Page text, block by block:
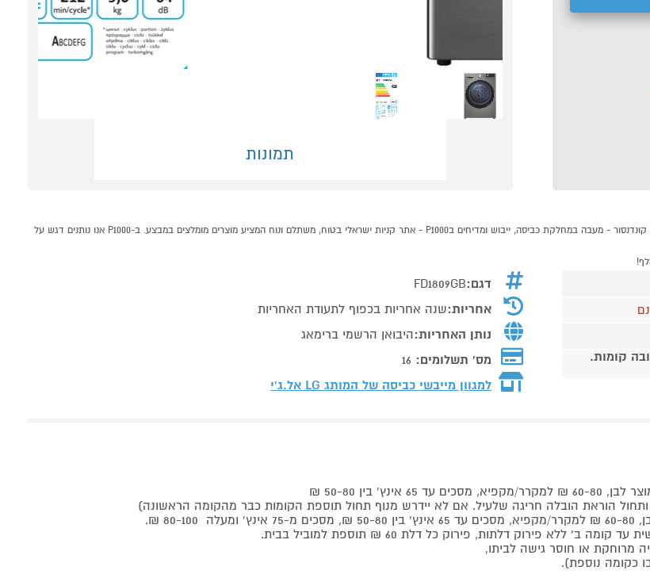
תמונות
מייבש כביסה 9 ק"ג HEAT PUMP דגם LG FD1809GB כסוף קונים אונליין בקטגוריית מייבש כביסה עם קונדנסור - מעבה במחלקת כביסה, ייבוש ומדיחים בP1000 - אתר קניות ישראלי בטוח, משתלם ונוח המציע מוצרים מומלצים במבצע. ב-P1000 אנו נותנים דגש על
קומות.
דגם:FD1809GB
אחריות:שנה אחריות בכפוף לתעודת האחריות
נותן האחריות:היבואן הרשמי ברימאג
מס' תשלומים: 16
למגוון מייבשי כביסה של המותג LG אל.ג'י
דלתות, פירוק כל דלת 60 ₪ תוספת למוביל בבית.